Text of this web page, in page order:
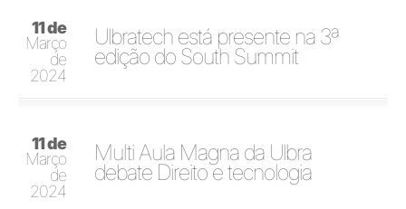
11 de
Março
de
2024
Ulbratech está presente na 3ª
edição do South Summit
11 de
Março
de
2024
Multi Aula Magna da Ulbra
debate Direito e tecnologia